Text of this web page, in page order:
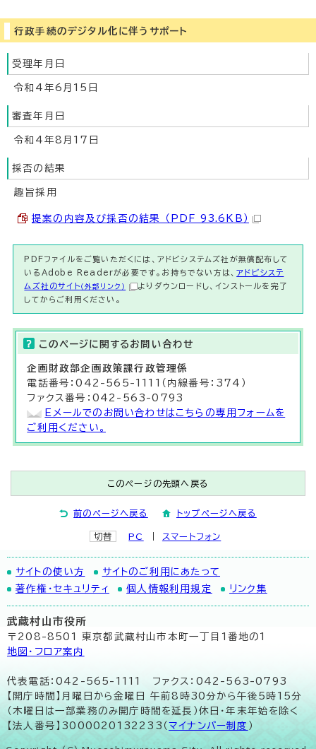
行政手続のデジタル化に伴うサポート
受理年月日
令和4年6月15日
審査年月日
令和4年8月17日
採否の結果
趣旨採用
提案の内容及び採否の結果 （PDF 93.6KB）
PDFファイルをご覧いただくには、アドビシステムズ社が無償配布して
いるAdobe Readerが必要です。お持ちでない方は、アドビシステ
ムズ社のサイト （外部リンク）
よりダウンロードし、インストールを完了
してからご利用ください。
このページに関する お問い合わせ
企画財政部企画政策課行政管理係
電話番号：042-565-1111（内線番号：374）
ファクス番号：042-563-0793
Eメールでのお問い合わせはこちらの専用フォームを
ご利用ください。
このページの先頭へ戻る
前のページへ戻る トップページへ戻る
切替 PC スマートフォン
サイトの使い方
サイトのご利用にあたって
著作権・セキュリティ
個人情報利用規定 リンク集
武蔵村山市役所
〒208-8501 東京都武蔵村山市本町一丁目1番地の1
地図･フロア案内
代表電話：042-565-1111 ファクス：042-563-0793
【開庁時間】月曜日から金曜日 午前8時30分から午後5時15分
（木曜日は一部業務のみ開庁時間を延長）休日・年末年始を除く
【法人番号】3000020132233（ マイナンバー制度 ）